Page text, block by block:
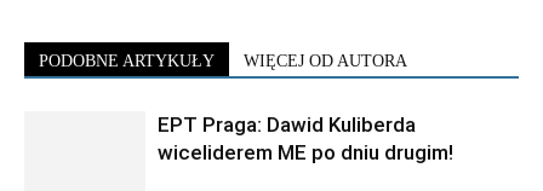
PODOBNE ARTYKUŁY WIĘCEJ OD AUTORA
EPT Praga: Dawid Kuliberda
wiceliderem ME po dniu drugim!